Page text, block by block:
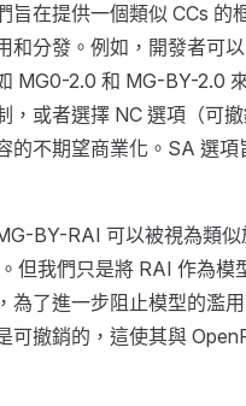
旨在提供一個類似 CCs 的
和分發。例如，開發者可
MG0-2.0 和 MG-BY-2.0
，或者選擇 NC 選項（可
的不期望商業化。SA 選項
BY-RAI 可以被視為類似
但我們只是將 RAI 作為模
為了進一步阻止模型的濫
可撤銷的，這使其與